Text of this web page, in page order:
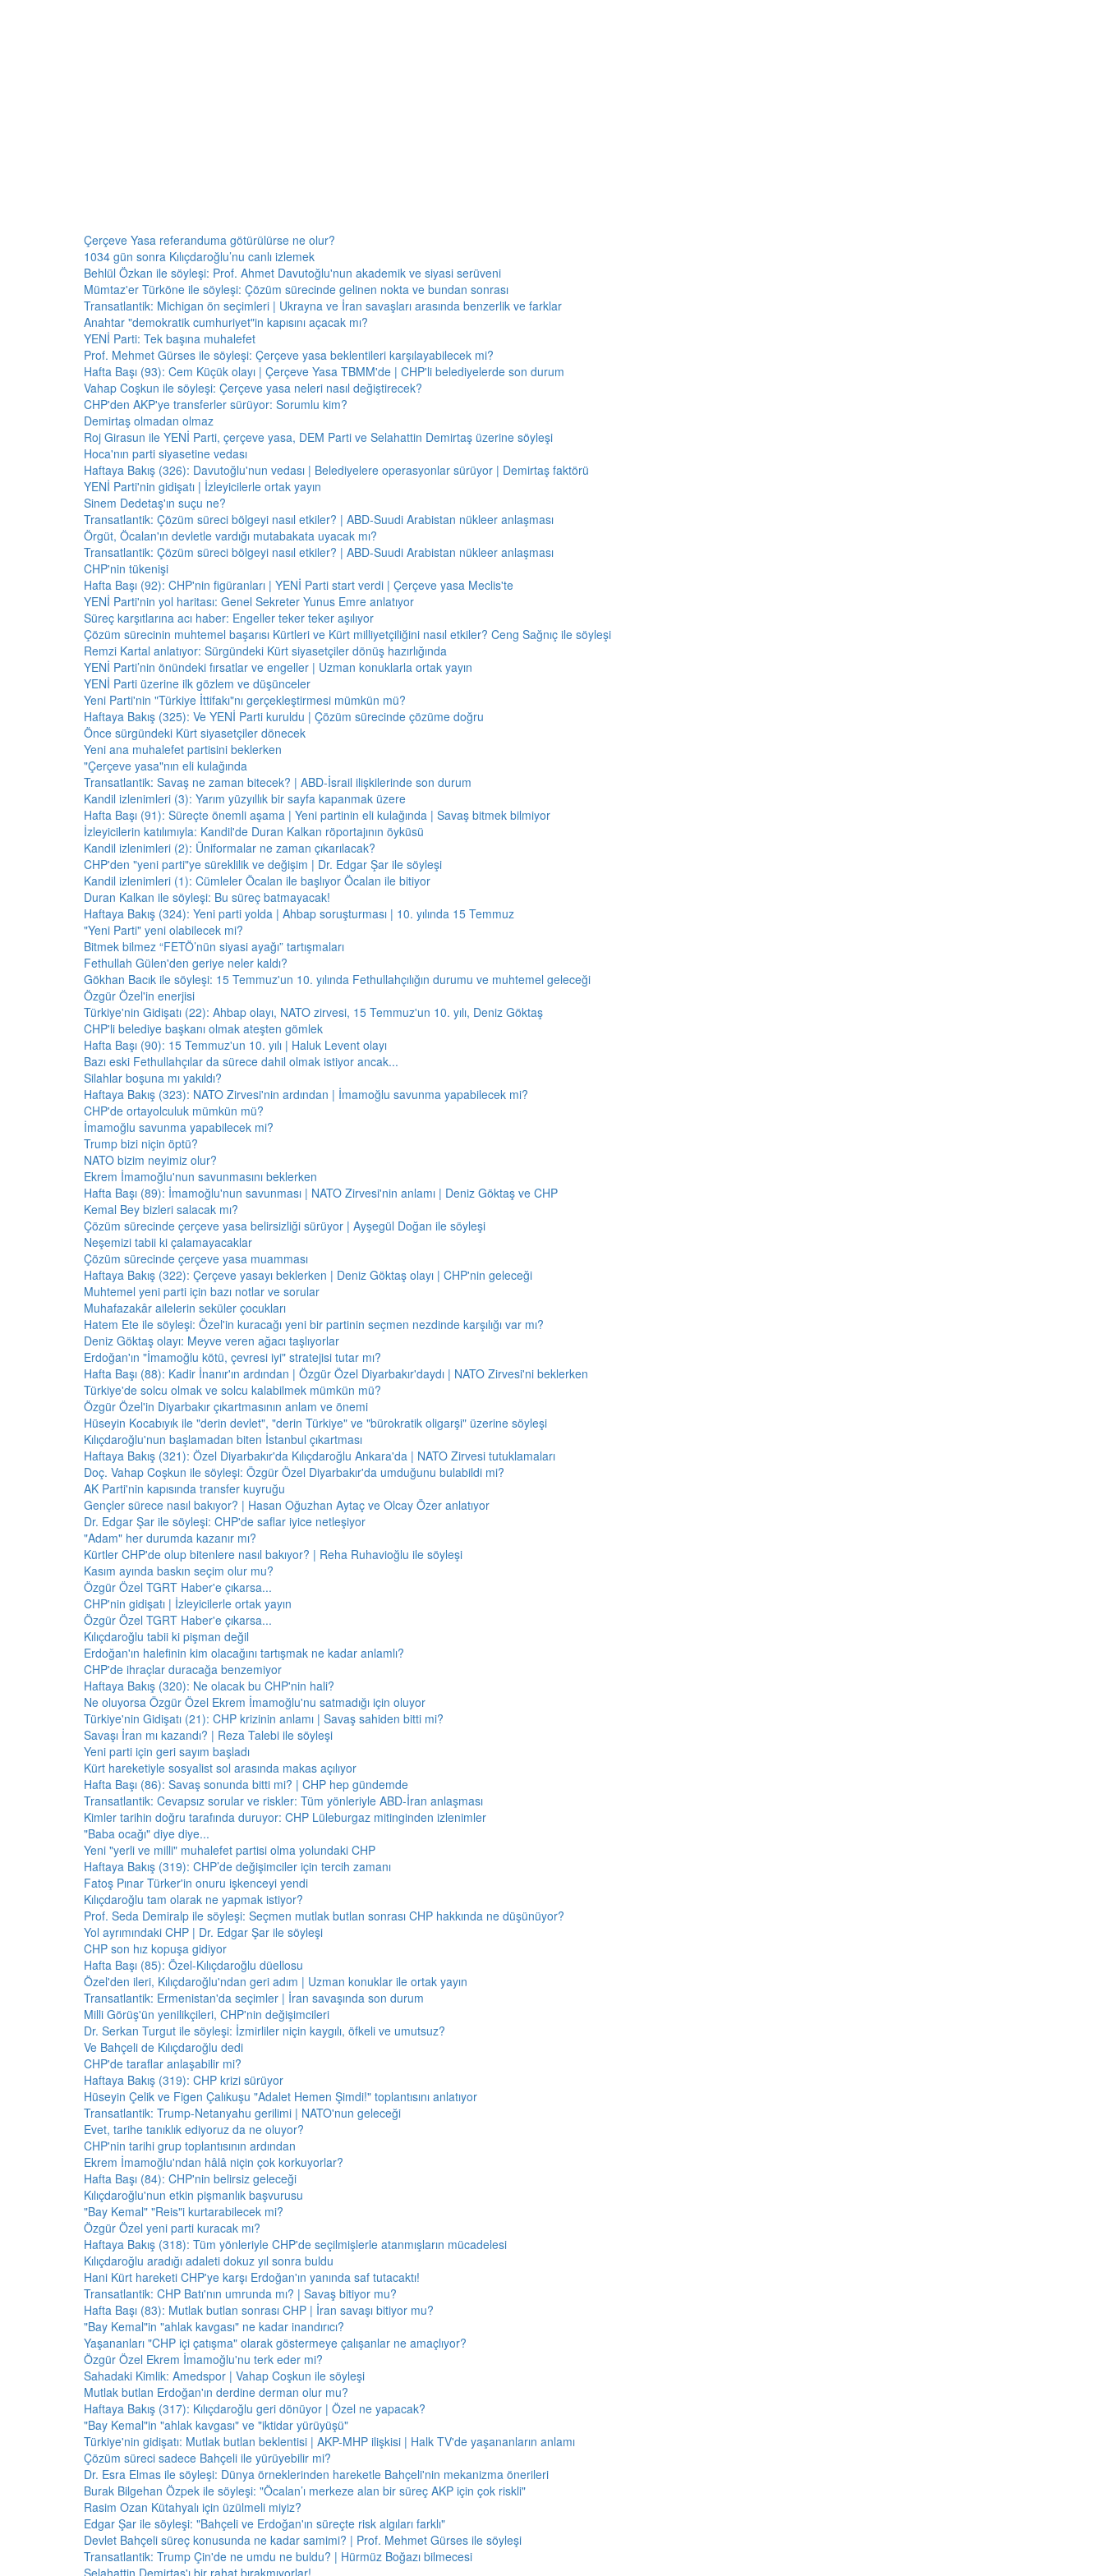
Çerçeve Yasa referanduma götürülürse ne olur?
1034 gün sonra Kılıçdaroğlu’nu canlı izlemek
Behlül Özkan ile söyleşi: Prof. Ahmet Davutoğlu'nun akademik ve siyasi serüveni
Mümtaz'er Türköne ile söyleşi: Çözüm sürecinde gelinen nokta ve bundan sonrası
Transatlantik: Michigan ön seçimleri | Ukrayna ve İran savaşları arasında benzerlik ve farklar
Anahtar "demokratik cumhuriyet"in kapısını açacak mı?
YENİ Parti: Tek başına muhalefet
Prof. Mehmet Gürses ile söyleşi: Çerçeve yasa beklentileri karşılayabilecek mi?
Hafta Başı (93): Cem Küçük olayı | Çerçeve Yasa TBMM'de | CHP'li belediyelerde son durum
Vahap Coşkun ile söyleşi: Çerçeve yasa neleri nasıl değiştirecek?
CHP'den AKP'ye transferler sürüyor: Sorumlu kim?
Demirtaş olmadan olmaz
Roj Girasun ile YENİ Parti, çerçeve yasa, DEM Parti ve Selahattin Demirtaş üzerine söyleşi
Hoca'nın parti siyasetine vedası
Haftaya Bakış (326): Davutoğlu'nun vedası | Belediyelere operasyonlar sürüyor | Demirtaş faktörü
YENİ Parti'nin gidişatı | İzleyicilerle ortak yayın
Sinem Dedetaş'ın suçu ne?
Transatlantik: Çözüm süreci bölgeyi nasıl etkiler? | ABD-Suudi Arabistan nükleer anlaşması
Örgüt, Öcalan'ın devletle vardığı mutabakata uyacak mı?
Transatlantik: Çözüm süreci bölgeyi nasıl etkiler? | ABD-Suudi Arabistan nükleer anlaşması
CHP'nin tükenişi
Hafta Başı (92): CHP'nin figüranları | YENİ Parti start verdi | Çerçeve yasa Meclis'te
YENİ Parti'nin yol haritası: Genel Sekreter Yunus Emre anlatıyor
Süreç karşıtlarına acı haber: Engeller teker teker aşılıyor
Çözüm sürecinin muhtemel başarısı Kürtleri ve Kürt milliyetçiliğini nasıl etkiler? Ceng Sağnıç ile söyleşi
Remzi Kartal anlatıyor: Sürgündeki Kürt siyasetçiler dönüş hazırlığında
YENİ Parti’nin önündeki fırsatlar ve engeller | Uzman konuklarla ortak yayın
YENİ Parti üzerine ilk gözlem ve düşünceler
Yeni Parti'nin "Türkiye İttifakı"nı gerçekleştirmesi mümkün mü?
Haftaya Bakış (325): Ve YENİ Parti kuruldu | Çözüm sürecinde çözüme doğru
Önce sürgündeki Kürt siyasetçiler dönecek
Yeni ana muhalefet partisini beklerken
"Çerçeve yasa"nın eli kulağında
Transatlantik: Savaş ne zaman bitecek? | ABD-İsrail ilişkilerinde son durum
Kandil izlenimleri (3): Yarım yüzyıllık bir sayfa kapanmak üzere
Hafta Başı (91): Süreçte önemli aşama | Yeni partinin eli kulağında | Savaş bitmek bilmiyor
İzleyicilerin katılımıyla: Kandil'de Duran Kalkan röportajının öyküsü
Kandil izlenimleri (2): Üniformalar ne zaman çıkarılacak?
CHP'den "yeni parti"ye süreklilik ve değişim | Dr. Edgar Şar ile söyleşi
Kandil izlenimleri (1): Cümleler Öcalan ile başlıyor Öcalan ile bitiyor
Duran Kalkan ile söyleşi: Bu süreç batmayacak!
Haftaya Bakış (324): Yeni parti yolda | Ahbap soruşturması | 10. yılında 15 Temmuz
"Yeni Parti" yeni olabilecek mi?
Bitmek bilmez “FETÖ’nün siyasi ayağı” tartışmaları
Fethullah Gülen'den geriye neler kaldı?
Gökhan Bacık ile söyleşi: 15 Temmuz'un 10. yılında Fethullahçılığın durumu ve muhtemel geleceği
Özgür Özel'in enerjisi
Türkiye'nin Gidişatı (22): Ahbap olayı, NATO zirvesi, 15 Temmuz'un 10. yılı, Deniz Göktaş
CHP'li belediye başkanı olmak ateşten gömlek
Hafta Başı (90): 15 Temmuz'un 10. yılı | Haluk Levent olayı
Bazı eski Fethullahçılar da sürece dahil olmak istiyor ancak...
Silahlar boşuna mı yakıldı?
Haftaya Bakış (323): NATO Zirvesi'nin ardından | İmamoğlu savunma yapabilecek mi?
CHP'de ortayolculuk mümkün mü?
İmamoğlu savunma yapabilecek mi?
Trump bizi niçin öptü?
NATO bizim neyimiz olur?
Ekrem İmamoğlu'nun savunmasını beklerken
Hafta Başı (89): İmamoğlu'nun savunması | NATO Zirvesi'nin anlamı | Deniz Göktaş ve CHP
Kemal Bey bizleri salacak mı?
Çözüm sürecinde çerçeve yasa belirsizliği sürüyor | Ayşegül Doğan ile söyleşi
Neşemizi tabii ki çalamayacaklar
Çözüm sürecinde çerçeve yasa muamması
Haftaya Bakış (322): Çerçeve yasayı beklerken | Deniz Göktaş olayı | CHP'nin geleceği
Muhtemel yeni parti için bazı notlar ve sorular
Muhafazakâr ailelerin seküler çocukları
Hatem Ete ile söyleşi: Özel'in kuracağı yeni bir partinin seçmen nezdinde karşılığı var mı?
Deniz Göktaş olayı: Meyve veren ağacı taşlıyorlar
Erdoğan'ın "İmamoğlu kötü, çevresi iyi" stratejisi tutar mı?
Hafta Başı (88): Kadir İnanır'ın ardından | Özgür Özel Diyarbakır'daydı | NATO Zirvesi'ni beklerken
Türkiye'de solcu olmak ve solcu kalabilmek mümkün mü?
Özgür Özel'in Diyarbakır çıkartmasının anlam ve önemi
Hüseyin Kocabıyık ile "derin devlet", "derin Türkiye" ve "bürokratik oligarşi" üzerine söyleşi
Kılıçdaroğlu'nun başlamadan biten İstanbul çıkartması
Haftaya Bakış (321): Özel Diyarbakır'da Kılıçdaroğlu Ankara'da | NATO Zirvesi tutuklamaları
Doç. Vahap Coşkun ile söyleşi: Özgür Özel Diyarbakır'da umduğunu bulabildi mi?
AK Parti'nin kapısında transfer kuyruğu
Gençler sürece nasıl bakıyor? | Hasan Oğuzhan Aytaç ve Olcay Özer anlatıyor
Dr. Edgar Şar ile söyleşi: CHP'de saflar iyice netleşiyor
"Adam" her durumda kazanır mı?
Kürtler CHP'de olup bitenlere nasıl bakıyor? | Reha Ruhavioğlu ile söyleşi
Kasım ayında baskın seçim olur mu?
Özgür Özel TGRT Haber'e çıkarsa...
CHP'nin gidişatı | İzleyicilerle ortak yayın
Özgür Özel TGRT Haber'e çıkarsa...
Kılıçdaroğlu tabii ki pişman değil
Erdoğan'ın halefinin kim olacağını tartışmak ne kadar anlamlı?
CHP'de ihraçlar duracağa benzemiyor
Haftaya Bakış (320): Ne olacak bu CHP'nin hali?
Ne oluyorsa Özgür Özel Ekrem İmamoğlu'nu satmadığı için oluyor
Türkiye'nin Gidişatı (21): CHP krizinin anlamı | Savaş sahiden bitti mi?
Savaşı İran mı kazandı? | Reza Talebi ile söyleşi
Yeni parti için geri sayım başladı
Kürt hareketiyle sosyalist sol arasında makas açılıyor
Hafta Başı (86): Savaş sonunda bitti mi? | CHP hep gündemde
Transatlantik: Cevapsız sorular ve riskler: Tüm yönleriyle ABD-İran anlaşması
Kimler tarihin doğru tarafında duruyor: CHP Lüleburgaz mitinginden izlenimler
"Baba ocağı" diye diye...
Yeni "yerli ve milli" muhalefet partisi olma yolundaki CHP
Haftaya Bakış (319): CHP’de değişimciler için tercih zamanı
Fatoş Pınar Türker'in onuru işkenceyi yendi
Kılıçdaroğlu tam olarak ne yapmak istiyor?
Prof. Seda Demiralp ile söyleşi: Seçmen mutlak butlan sonrası CHP hakkında ne düşünüyor?
Yol ayrımındaki CHP | Dr. Edgar Şar ile söyleşi
CHP son hız kopuşa gidiyor
Hafta Başı (85): Özel-Kılıçdaroğlu düellosu
Özel'den ileri, Kılıçdaroğlu'ndan geri adım | Uzman konuklar ile ortak yayın
Transatlantik: Ermenistan'da seçimler | İran savaşında son durum
Milli Görüş'ün yenilikçileri, CHP'nin değişimcileri
Dr. Serkan Turgut ile söyleşi: İzmirliler niçin kaygılı, öfkeli ve umutsuz?
Ve Bahçeli de Kılıçdaroğlu dedi
CHP'de taraflar anlaşabilir mi?
Haftaya Bakış (319): CHP krizi sürüyor
Hüseyin Çelik ve Figen Çalıkuşu "Adalet Hemen Şimdi!" toplantısını anlatıyor
Transatlantik: Trump-Netanyahu gerilimi | NATO'nun geleceği
Evet, tarihe tanıklık ediyoruz da ne oluyor?
CHP'nin tarihi grup toplantısının ardından
Ekrem İmamoğlu'ndan hâlâ niçin çok korkuyorlar?
Hafta Başı (84): CHP'nin belirsiz geleceği
Kılıçdaroğlu'nun etkin pişmanlık başvurusu
"Bay Kemal" "Reis"i kurtarabilecek mi?
Özgür Özel yeni parti kuracak mı?
Haftaya Bakış (318): Tüm yönleriyle CHP'de seçilmişlerle atanmışların mücadelesi
Kılıçdaroğlu aradığı adaleti dokuz yıl sonra buldu
Hani Kürt hareketi CHP'ye karşı Erdoğan'ın yanında saf tutacaktı!
Transatlantik: CHP Batı'nın umrunda mı? | Savaş bitiyor mu?
Hafta Başı (83): Mutlak butlan sonrası CHP | İran savaşı bitiyor mu?
"Bay Kemal"in "ahlak kavgası" ne kadar inandırıcı?
Yaşananları "CHP içi çatışma" olarak göstermeye çalışanlar ne amaçlıyor?
Özgür Özel Ekrem İmamoğlu'nu terk eder mi?
Sahadaki Kimlik: Amedspor | Vahap Coşkun ile söyleşi
Mutlak butlan Erdoğan'ın derdine derman olur mu?
Haftaya Bakış (317): Kılıçdaroğlu geri dönüyor | Özel ne yapacak?
"Bay Kemal"in "ahlak kavgası" ve "iktidar yürüyüşü"
Türkiye'nin gidişatı: Mutlak butlan beklentisi | AKP-MHP ilişkisi | Halk TV'de yaşananların anlamı
Çözüm süreci sadece Bahçeli ile yürüyebilir mi?
Dr. Esra Elmas ile söyleşi: Dünya örneklerinden hareketle Bahçeli'nin mekanizma önerileri
Burak Bilgehan Özpek ile söyleşi: "Öcalan’ı merkeze alan bir süreç AKP için çok riskli"
Rasim Ozan Kütahyalı için üzülmeli miyiz?
Edgar Şar ile söyleşi: "Bahçeli ve Erdoğan'ın süreçte risk algıları farklı"
Devlet Bahçeli süreç konusunda ne kadar samimi? | Prof. Mehmet Gürses ile söyleşi
Transatlantik: Trump Çin'de ne umdu ne buldu? | Hürmüz Boğazı bilmecesi
Selahattin Demirtaş'ı bir rahat bırakmıyorlar!